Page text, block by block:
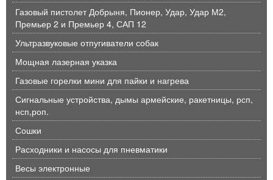
Газовый пистолет Добрыня, Пионер, Удар, Удар М2,
Премьер 2 и Премьер 4, САП 12
Ультразвуковые отпугиватели собак
Мощная лазерная указка
Газовые горелки мини для пайки и нагрева
Сигнальные устройства, дымы армейские, ракетницы, рсп,
нсп,роп.
Сошки
Расходники и насосы для пневматики
Весы электронные